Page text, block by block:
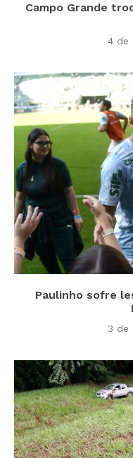
Campo Grande
4 de
Paulinho sofre
3 de